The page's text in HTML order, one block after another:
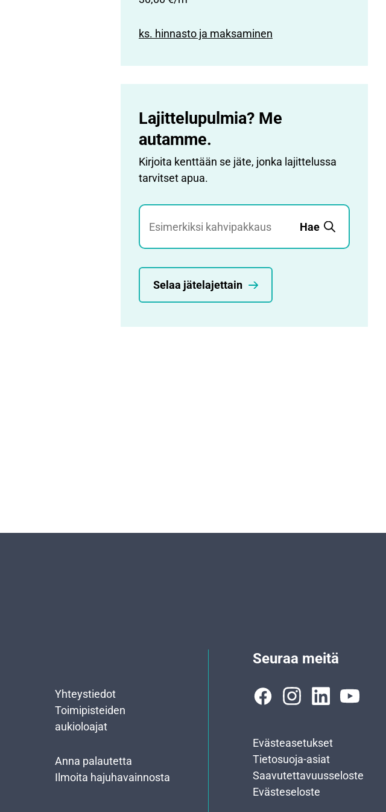
ks. hinnasto ja maksaminen
Lajittelupulmia? Me
autamme.
Kirjoita kenttään se jäte, jonka lajittelussa
tarvitset apua.
Jätehaku
Hae
Selaa jätelajettain
Yhteystiedot
Toimipisteiden
aukioloajat
Anna palautetta
Ilmoita hajuhavainnosta
Seuraa meitä
Evästeasetukset
Tietosuoja-asiat
Saavutettavuusseloste
Evästeseloste